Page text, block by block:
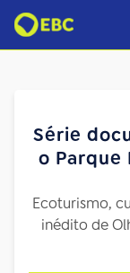
Série
o Parque
Ecoturismo,
inédito de